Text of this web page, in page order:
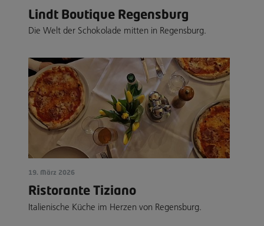
Lindt Boutique Regensburg
Die Welt der Schokolade mitten in Regensburg.
19. März 2026
Ristorante Tiziano
Italienische Küche im Herzen von Regensburg.